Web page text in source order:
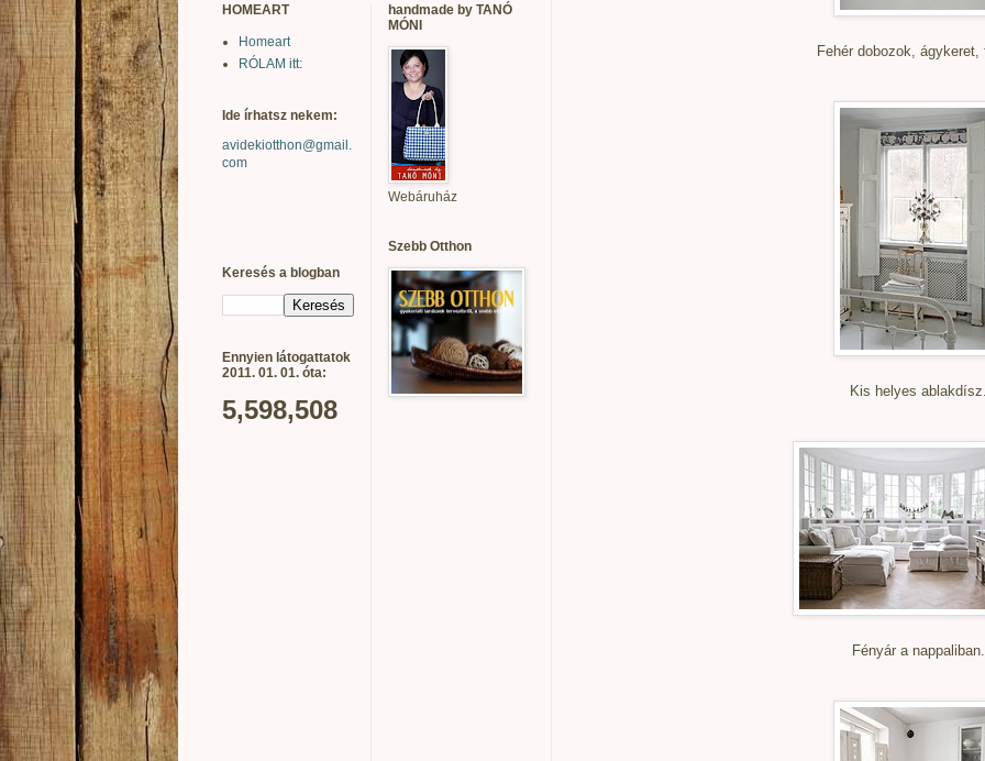
Fehér dobozok, ágykeret,
Kis helyes
Fényár a
HOMEART
Homeart
RÓLAM itt:
Ide írhatsz nekem:
avidekiotthon@gmail.
com
Keresés a blogban
Ennyien látogattatok
2011. 01. 01. óta:
5,598,508
handmade by TANÓ
MÓNI
Webáruház
Szebb Otthon